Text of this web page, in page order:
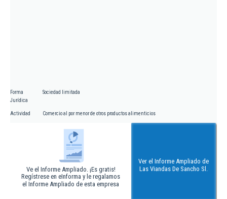
Forma
Jurídica
Sociedad limitada
Actividad Comercio al por menor de otros productos alimenticios
Ve el Informe Ampliado. ¡Es gratis!
Regístrese en eInforma y le regalamos
el Informe Ampliado de esta empresa
Ver el Informe Ampliado de
Las Viandas De Sancho Sl.